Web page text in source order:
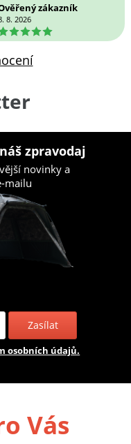
zákazník
8. 2026
zpravodaj
novinky a
mailu
Zasílat
osobních údajů.
Vás